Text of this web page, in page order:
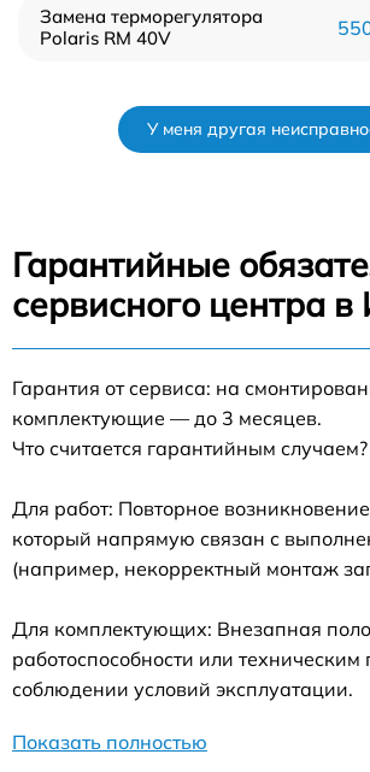
Замена терморегулятора
Polaris RM 40V
У меня другая
Гарантийные
сервисного центра в
Гарантия от сервиса: на
комплектующие — до 3 месяцев.
Что считается гарантийным случаем?
Для работ: Повторное
который напрямую связан с
(например, некорректный монтаж
Для комплектующих: Внезапная
работоспособности или
соблюдении условий эксплуатации.
Показать полностью